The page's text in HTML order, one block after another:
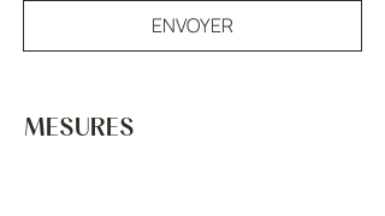
ENVOYER
MESURES